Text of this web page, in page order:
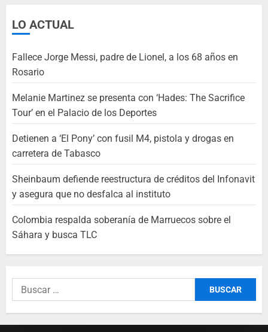
LO ACTUAL
Fallece Jorge Messi, padre de Lionel, a los 68 años en
Rosario
Melanie Martinez se presenta con ‘Hades: The Sacrifice
Tour’ en el Palacio de los Deportes
Detienen a ‘El Pony’ con fusil M4, pistola y drogas en
carretera de Tabasco
Sheinbaum defiende reestructura de créditos del Infonavit
y asegura que no desfalca al instituto
Colombia respalda soberanía de Marruecos sobre el
Sáhara y busca TLC